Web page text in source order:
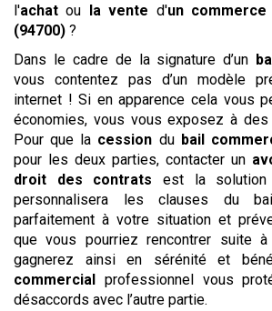
l'achatou la vente d'un commerce
(94700) ?
Dans le cadre de la signature d’un
vous contentez pas d’un modèle
internet ! Si en apparence cela vous
économies, vous vous exposez à
Pour que la cession du bail
pour les deux parties, contacter un
droit des contrats est la
personnalisera les clauses du
parfaitement à votre situation et
que vous pourriez rencontrer suite
gagnerez ainsi en sérénité et
commercial professionnel vous
désaccords avec l’autre partie.